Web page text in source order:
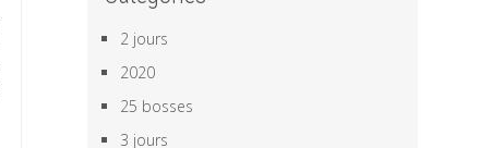
2 jours
2020
25 bosses
3 jours